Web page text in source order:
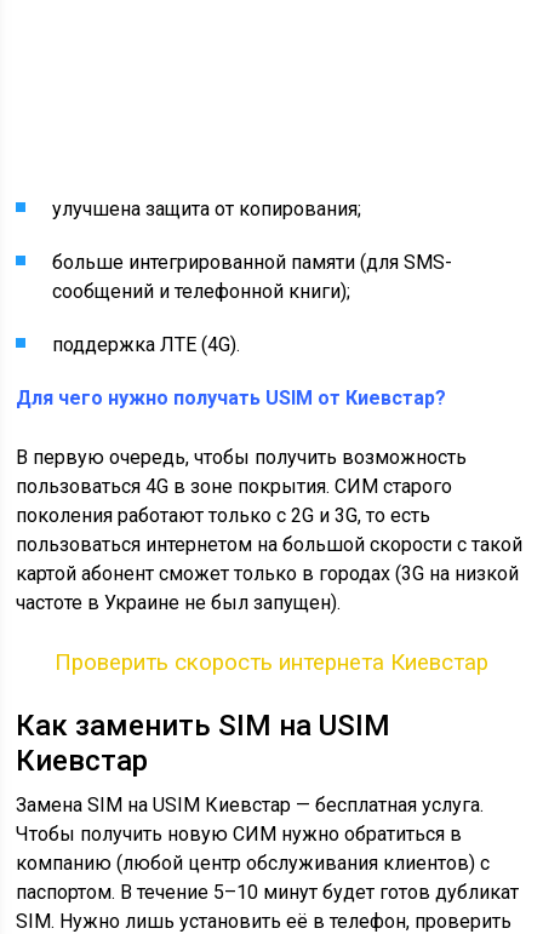
улучшена защита от копирования;
больше интегрированной памяти (для SMS-
сообщений и телефонной книги);
поддержка ЛТЕ (4G).
Для чего нужно получать USIM от Киевстар?
В первую очередь, чтобы получить возможность
пользоваться 4G в зоне покрытия. СИМ старого
поколения работают только с 2G и 3G, то есть
пользоваться интернетом на большой скорости с такой
картой абонент сможет только в городах (3G на низкой
частоте в Украине не был запущен).
Проверить скорость интернета Киевстар
Как заменить SIM на USIM
Киевстар
Замена SIM на USIM Киевстар — бесплатная услуга.
Чтобы получить новую СИМ нужно обратиться в
компанию (любой центр обслуживания клиентов) с
паспортом. В течение 5–10 минут будет готов дубликат
SIM. Нужно лишь установить её в телефон, проверить